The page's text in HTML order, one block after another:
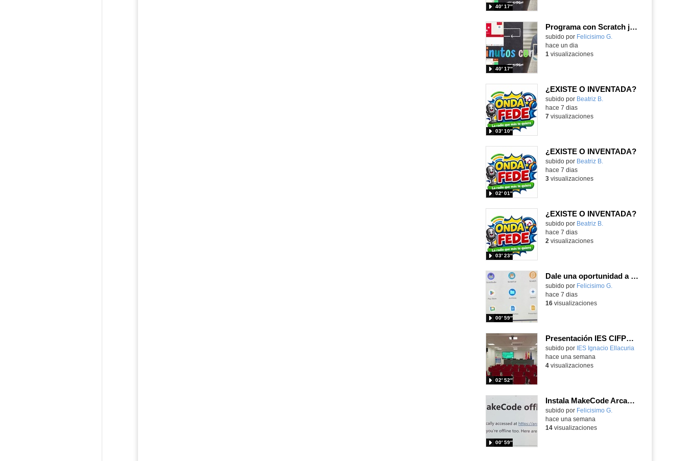
40′ 17″
Programa con Scratch juegos con los partidos del mundial 2026 ganados por España
Contenido educativo.
subido por Felicisimo G.
40′ 17″
hace un dia
1 visualizaciones
¿EXISTE O INVENTADA?
Contenido educativo.
subido por Beatriz B.
03′ 10″
hace 7 dias
7visualizaciones
¿EXISTE O INVENTADA?
Contenido educativo.
subido por Beatriz B.
02′ 01″
hace 7 dias
3visualizaciones
¿EXISTE O INVENTADA?
Contenido educativo.
subido por Beatriz B.
03′ 23″
hace 7 dias
2 visualizaciones
Dale una oportunidad a los Chromebooks y utiliza un proyector para realizar talleres si no tienes pantallas táctiles
Contenido educativo.
subido por Felicisimo G.
00′ 59″
hace 7 dias
16visualizaciones
Presentación IES CIFPD Ignacio Ellacuría
Contenido educativo.
subido por IES Ignacio Ellacuria
02′ 52″
hace una semana
4visualizaciones
Instala MakeCode Arcade para trabajar offline en tu tablet, ordenador, Chromebook
Contenido educativo.
subido por Felicisimo G.
00′ 59″
hace una semana
14visualizaciones